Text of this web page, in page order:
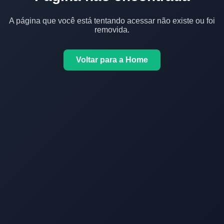
A página que você está tentando acessar não existe ou foi
removida.
Voltar para a Home